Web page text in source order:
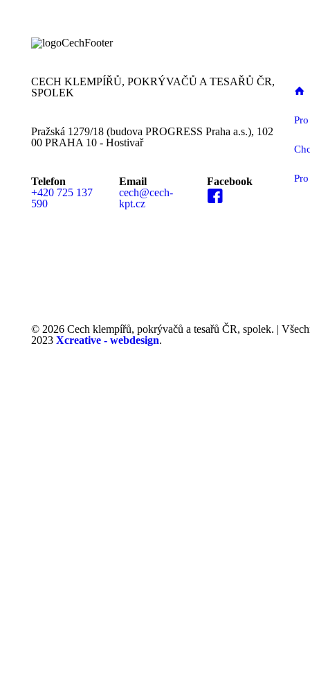
CECH KLEMPÍŘŮ, POKRÝVAČŮ A TESAŘŮ ČR,
SPOLEK
Pražská 1279/18 (budova PROGRESS Praha a.s.), 102
00 PRAHA 10 - Hostivař
Telefon
+420 725 137
590
Email
cech@cech-
kpt.cz
Facebook
© 2026 Cech klempířů, pokrývačů a tesařů ČR, spolek. |
2023 Xcreative - webdesign.